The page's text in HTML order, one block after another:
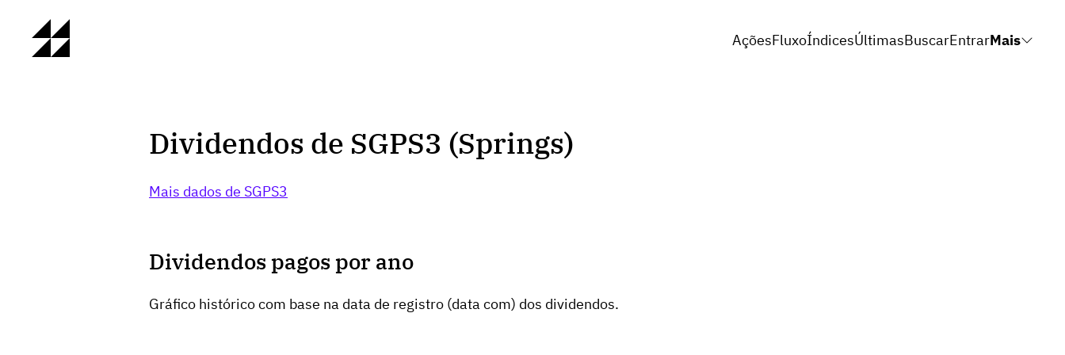
AçõesFluxoÍndicesÚltimasBuscarEntrarMais
Dividendos de SGPS3 (Springs)
Mais dados de SGPS3
Dividendos pagos por ano
Gráfico histórico com base na data de registro (data com) dos dividendos.